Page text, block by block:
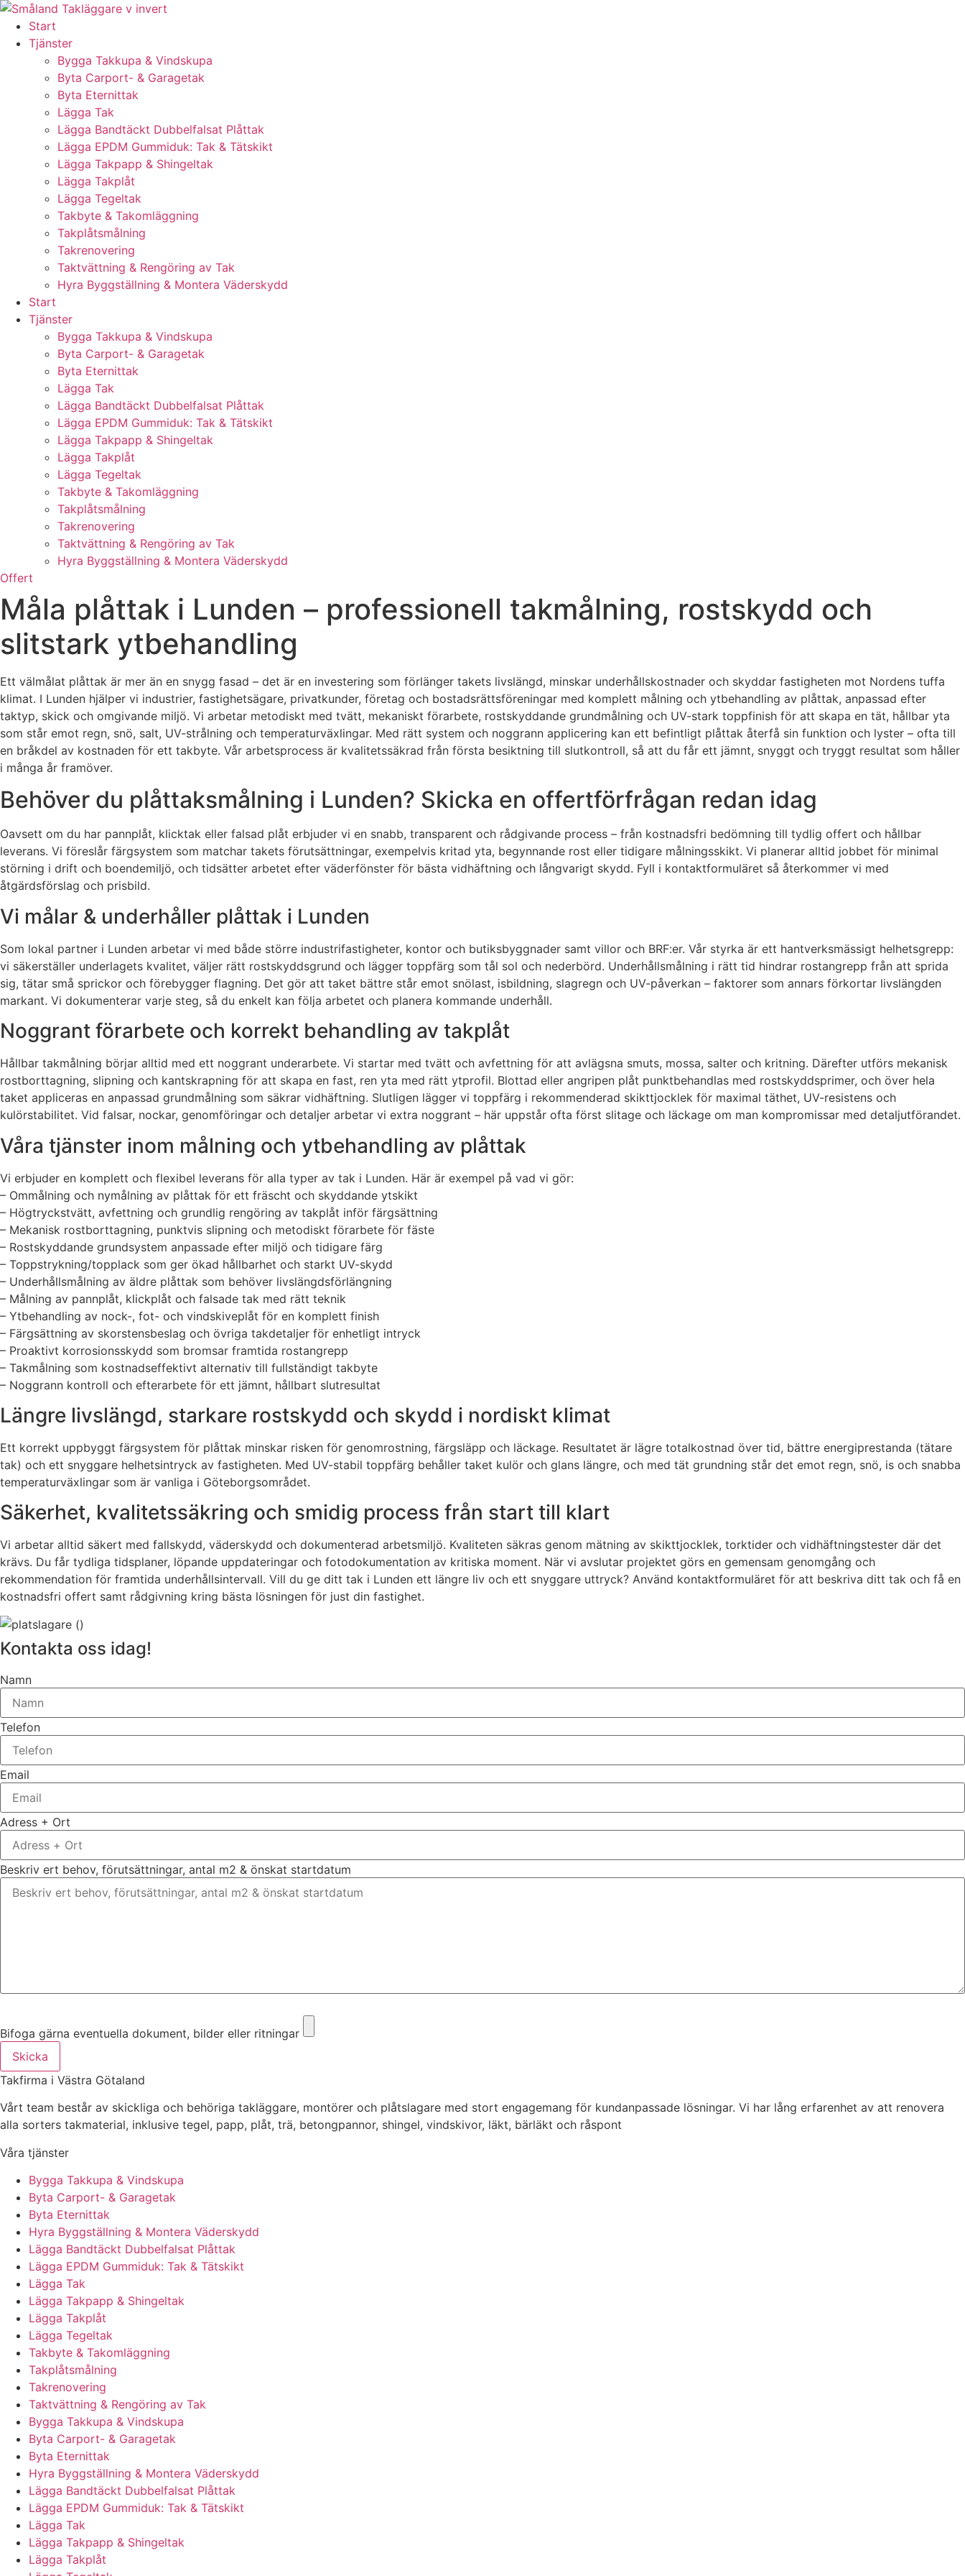
Skip
content
Start
Tjänster
Bygga Takkupa & Vindskupa
Byta Carport- & Garagetak
Byta Eternittak
Lägga Tak
Lägga Bandtäckt Dubbelfalsat Plåttak
Lägga EPDM Gummiduk: Tak & Tätskikt
Lägga Takpapp & Shingeltak
Lägga Takplåt
Lägga Tegeltak
Takbyte & Takomläggning
Takplåtsmålning
Takrenovering
Taktvättning & Rengöring av Tak
Hyra Byggställning & Montera Väderskydd
Start
Tjänster
Bygga Takkupa & Vindskupa
Byta Carport- & Garagetak
Byta Eternittak
Lägga Tak
Lägga Bandtäckt Dubbelfalsat Plåttak
Lägga EPDM Gummiduk: Tak & Tätskikt
Lägga Takpapp & Shingeltak
Lägga Takplåt
Lägga Tegeltak
Takbyte & Takomläggning
Takplåtsmålning
Takrenovering
Taktvättning & Rengöring av Tak
Hyra Byggställning & Montera Väderskydd
Offert
Måla plåttak i Lunden – professionell takmålning, rostskydd och
slitstark ytbehandling
Ett välmålat plåttak är mer än en snygg fasad – det är en investering som förlänger takets livslängd, minskar underhållskostnader och skyddar fastigheten mot Nordens tuffa
klimat. I Lunden hjälper vi industrier, fastighetsägare, privatkunder, företag och bostadsrättsföreningar med komplett målning och ytbehandling av plåttak, anpassad efter
taktyp, skick och omgivande miljö. Vi arbetar metodiskt med tvätt, mekaniskt förarbete, rostskyddande grundmålning och UV-stark toppfinish för att skapa en tät, hållbar yta
som står emot regn, snö, salt, UV-strålning och temperaturväxlingar. Med rätt system och noggrann applicering kan ett befintligt plåttak återfå sin funktion och lyster – ofta till
en bråkdel av kostnaden för ett takbyte. Vår arbetsprocess är kvalitetssäkrad från första besiktning till slutkontroll, så att du får ett jämnt, snyggt och tryggt resultat som håller
i många år framöver.
Behöver du plåttaksmålning i Lunden? Skicka en offertförfrågan redan idag
Oavsett om du har pannplåt, klicktak eller falsad plåt erbjuder vi en snabb, transparent och rådgivande process – från kostnadsfri bedömning till tydlig offert och hållbar
leverans. Vi föreslår färgsystem som matchar takets förutsättningar, exempelvis kritad yta, begynnande rost eller tidigare målningsskikt. Vi planerar alltid jobbet för minimal
störning i drift och boendemiljö, och tidsätter arbetet efter väderfönster för bästa vidhäftning och långvarigt skydd. Fyll i kontaktformuläret så återkommer vi med
åtgärdsförslag och prisbild.
Vi målar & underhåller plåttak i Lunden
Som lokal partner i Lunden arbetar vi med både större industrifastigheter, kontor och butiksbyggnader samt villor och BRF:er. Vår styrka är ett hantverksmässigt helhetsgrepp:
vi säkerställer underlagets kvalitet, väljer rätt rostskyddsgrund och lägger toppfärg som tål sol och nederbörd. Underhållsmålning i rätt tid hindrar rostangrepp från att sprida
sig, tätar små sprickor och förebygger flagning. Det gör att taket bättre står emot snölast, isbildning, slagregn och UV-påverkan – faktorer som annars förkortar livslängden
markant. Vi dokumenterar varje steg, så du enkelt kan följa arbetet och planera kommande underhåll.
Noggrant förarbete och korrekt behandling av takplåt
Hållbar takmålning börjar alltid med ett noggrant underarbete. Vi startar med tvätt och avfettning för att avlägsna smuts, mossa, salter och kritning. Därefter utförs mekanisk
rostborttagning, slipning och kantskrapning för att skapa en fast, ren yta med rätt ytprofil. Blottad eller angripen plåt punktbehandlas med rostskyddsprimer, och över hela
taket appliceras en anpassad grundmålning som säkrar vidhäftning. Slutligen lägger vi toppfärg i rekommenderad skikttjocklek för maximal täthet, UV-resistens och
kulörstabilitet. Vid falsar, nockar, genomföringar och detaljer arbetar vi extra noggrant – här uppstår ofta först slitage och läckage om man kompromissar med detaljutförandet.
Våra tjänster inom målning och ytbehandling av plåttak
Vi erbjuder en komplett och flexibel leverans för alla typer av tak i Lunden. Här är exempel på vad vi gör:
– Ommålning och nymålning av plåttak för ett fräscht och skyddande ytskikt
– Högtryckstvätt, avfettning och grundlig rengöring av takplåt inför färgsättning
– Mekanisk rostborttagning, punktvis slipning och metodiskt förarbete för fäste
– Rostskyddande grundsystem anpassade efter miljö och tidigare färg
– Toppstrykning/topplack som ger ökad hållbarhet och starkt UV-skydd
– Underhållsmålning av äldre plåttak som behöver livslängdsförlängning
– Målning av pannplåt, klickplåt och falsade tak med rätt teknik
– Ytbehandling av nock-, fot- och vindskiveplåt för en komplett finish
– Färgsättning av skorstensbeslag och övriga takdetaljer för enhetligt intryck
– Proaktivt korrosionsskydd som bromsar framtida rostangrepp
– Takmålning som kostnadseffektivt alternativ till fullständigt takbyte
– Noggrann kontroll och efterarbete för ett jämnt, hållbart slutresultat
Längre livslängd, starkare rostskydd och skydd i nordiskt klimat
Ett korrekt uppbyggt färgsystem för plåttak minskar risken för genomrostning, färgsläpp och läckage. Resultatet är lägre totalkostnad över tid, bättre energiprestanda (tätare
tak) och ett snyggare helhetsintryck av fastigheten. Med UV-stabil toppfärg behåller taket kulör och glans längre, och med tät grundning står det emot regn, snö, is och snabba
temperaturväxlingar som är vanliga i Göteborgsområdet.
Säkerhet, kvalitetssäkring och smidig process från start till klart
Vi arbetar alltid säkert med fallskydd, väderskydd och dokumenterad arbetsmiljö. Kvaliteten säkras genom mätning av skikttjocklek, torktider och vidhäftningstester där det
krävs. Du får tydliga tidsplaner, löpande uppdateringar och fotodokumentation av kritiska moment. När vi avslutar projektet görs en gemensam genomgång och
rekommendation för framtida underhållsintervall. Vill du ge ditt tak i Lunden ett längre liv och ett snyggare uttryck? Använd kontaktformuläret för att beskriva ditt tak och få en
kostnadsfri offert samt rådgivning kring bästa lösningen för just din fastighet.
Kontakta oss idag!
Namn
Telefon
Email
Adress + Ort
Beskriv ert behov, förutsättningar, antal m2 & önskat startdatum
Bifoga gärna eventuella dokument, bilder eller ritningar
Skicka
Takfirma i Västra Götaland
Vårt team består av skickliga och behöriga takläggare, montörer och plåtslagare med stort engagemang för kundanpassade lösningar. Vi har lång erfarenhet av att renovera
alla sorters takmaterial, inklusive tegel, papp, plåt, trä, betongpannor, shingel, vindskivor, läkt, bärläkt och råspont
Våra tjänster
Bygga Takkupa & Vindskupa
Byta Carport- & Garagetak
Byta Eternittak
Hyra Byggställning & Montera Väderskydd
Lägga Bandtäckt Dubbelfalsat Plåttak
Lägga EPDM Gummiduk: Tak & Tätskikt
Lägga Tak
Lägga Takpapp & Shingeltak
Lägga Takplåt
Lägga Tegeltak
Takbyte & Takomläggning
Takplåtsmålning
Takrenovering
Taktvättning & Rengöring av Tak
Bygga Takkupa & Vindskupa
Byta Carport- & Garagetak
Byta Eternittak
Hyra Byggställning & Montera Väderskydd
Lägga Bandtäckt Dubbelfalsat Plåttak
Lägga EPDM Gummiduk: Tak & Tätskikt
Lägga Tak
Lägga Takpapp & Shingeltak
Lägga Takplåt